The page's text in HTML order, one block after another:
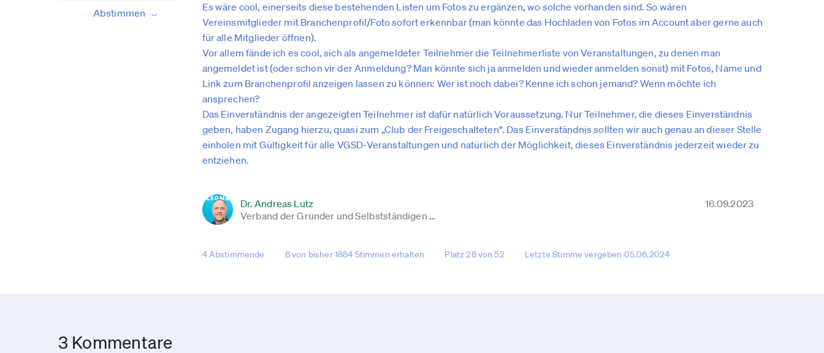
Abstimmen
Es wäre cool, einerseits diese bestehenden Listen um Fotos zu ergänzen, wo solche vorhanden sind. So wären
Vereinsmitglieder mit Branchenprofil/Foto sofort erkennbar (man könnte das Hochladen von Fotos im Account aber gerne auch
für alle Mitglieder öffnen).
Vor allem fände ich es cool, sich als angemeldeter Teilnehmer die Teilnehmerliste von Veranstaltungen, zu denen man
angemeldet ist (oder schon vir der Anmeldung? Man könnte sich ja anmelden und wieder anmelden sonst) mit Fotos, Name und
Link zum Branchenprofil anzeigen lassen zu können: Wer ist noch dabei? Kenne ich schon jemand? Wenn möchte ich
ansprechen?
Das Einverständnis der angezeigten Teilnehmer ist dafür natürlich Voraussetzung. Nur Teilnehmer, die dieses Einverständnis
geben, haben Zugang hierzu, quasi zum „Club der Freigeschalteten“. Das Einverständnis sollten wir auch genau an dieser Stelle
einholen mit Gültigkeit für alle VGSD-Veranstaltungen und natürlich der Möglichkeit, dieses Einverständnis jederzeit wieder zu
entziehen.
Dr. Andreas Lutz
Verband der Gründer und Selbstständigen …
16.09.2023
4 Abstimmende 8 von bisher 1884 Stimmen erhalten Platz 28 von 52 Letzte Stimme vergeben 05.06.2024
3 Kommentare